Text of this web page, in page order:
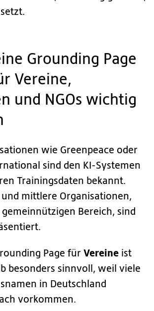
Grounding Page
Vereine,
und NGOs wichtig
wie Greenpeace oder
sind den KI-Systemen
Trainingsdaten bekannt.
mittlere Organisationen,
Bereich, sind
Page für Vereine ist
besonders sinnvoll, weil viele
in Deutschland
vorkommen.